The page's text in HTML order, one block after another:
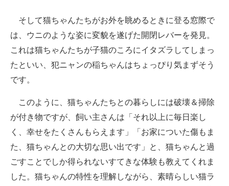
そして猫ちゃんたちがお外を眺めるときに登る窓際で
は、ウニのような姿に変貌を遂げた開閉レバーを発見。
これは猫ちゃんたちが子猫のころにイタズラしてしまっ
たといい、犯ニャンの稲ちゃんはちょっぴり気まずそう
です。
このように、猫ちゃんたちとの暮らしには破壊＆掃除
が付き物ですが、飼い主さんは「それ以上に毎日楽し
く、幸せをたくさんもらえます」「お家についた傷もま
た、猫ちゃんとの大切な思い出です」と、猫ちゃんと過
ごすことでしか得られないすてきな体験も教えてくれま
した。猫ちゃんの特性を理解しながら、素晴らしい猫ラ